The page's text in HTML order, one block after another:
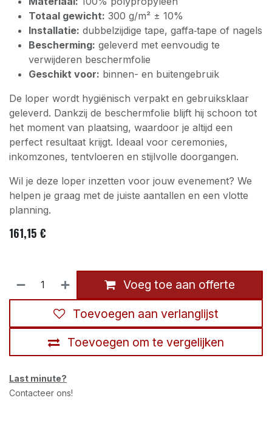
Totaal gewicht: 300 g/m² ± 10%
Installatie: dubbelzijdige tape, gaffa‑tape of nagels
Bescherming: geleverd met eenvoudig te
verwijderen beschermfolie
Geschikt voor: binnen- en buitengebruik
De loper wordt hygiënisch verpakt en gebruiksklaar
geleverd. Dankzij de beschermfolie blijft hij schoon tot
het moment van plaatsing, waardoor je altijd een
perfect resultaat krijgt. Ideaal voor ceremonies,
inkomzones, tentvloeren en stijlvolle doorgangen.
Wil je deze loper inzetten voor jouw evenement? We
helpen je graag met de juiste aantallen en een vlotte
planning.
161,15 €
Voeg toe aan offerte
Toevoegen om te vergelijken
Toevoegen aan verlanglijst
Last minute?
Contacteer ons!